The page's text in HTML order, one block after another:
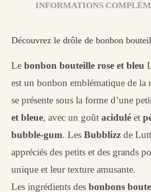
INFORMATIONS
Découvrez le drôle de bonbon
Lebonbon bouteille rose et bleu
est un bonbon emblématique de la
se présente sous la forme d’une
et bleue, avec un goûtacidulé et
bubble-gum. LesBubblizz de
appréciés des petits et des grands
unique et leur texture amusante.
Les ingrédients desbonbons